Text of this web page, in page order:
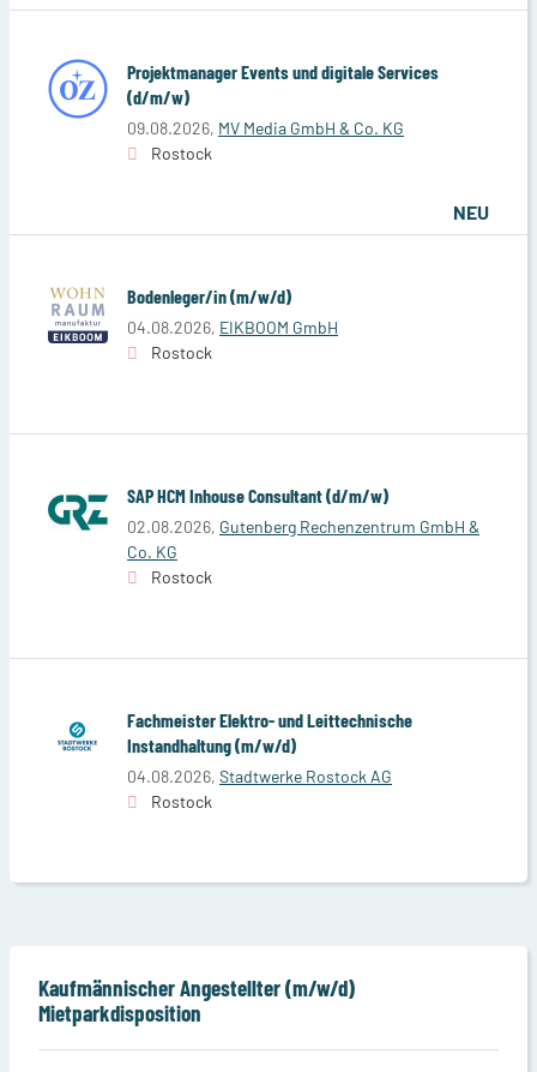
Projektmanager Events und digitale Services
(d/m/w)
09.08.2026, MV Media GmbH & Co. KG
Rostock
NEU
Bodenleger/in (m/w/d)
04.08.2026, EIKBOOM GmbH
Rostock
SAP HCM Inhouse Consultant (d/m/w)
02.08.2026, Gutenberg Rechenzentrum GmbH &
Co. KG
Rostock
Fachmeister Elektro- und Leittechnische
Instandhaltung (m/w/d)
04.08.2026, Stadtwerke Rostock AG
Rostock
Kaufmännischer Angestellter (m/w/d)
Mietparkdisposition